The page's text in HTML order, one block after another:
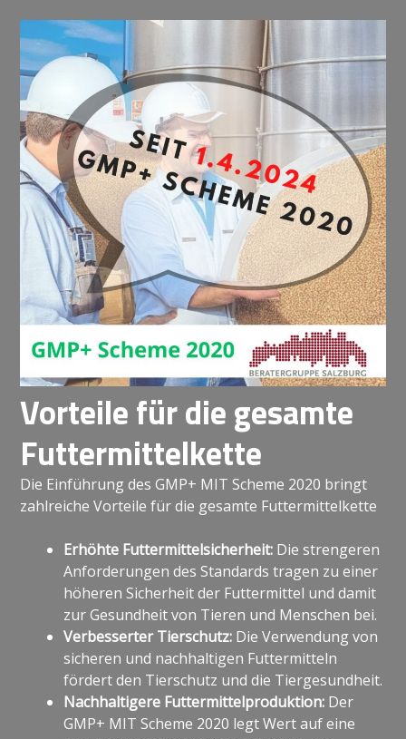
Vorteile für die gesamte
Futtermittelkette
Die Einführung des GMP+ MIT Scheme 2020 bringt
zahlreiche Vorteile für die gesamte Futtermittelkette
Erhöhte Futtermittelsicherheit: Die strengeren
Anforderungen des Standards tragen zu einer
höheren Sicherheit der Futtermittel und damit
zur Gesundheit von Tieren und Menschen bei.
Verbesserter Tierschutz: Die Verwendung von
sicheren und nachhaltigen Futtermitteln
fördert den Tierschutz und die Tiergesundheit.
Nachhaltigere Futtermittelproduktion: Der
GMP+ MIT Scheme 2020 legt Wert auf eine